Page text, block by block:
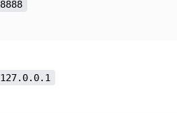
8888
127.0.0.1